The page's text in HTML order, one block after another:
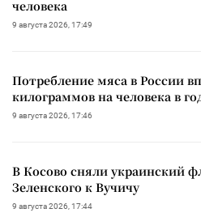
человека
9 августа 2026, 17:49
Потребление мяса в России
килограммов на человека в
9 августа 2026, 17:46
В Косово сняли украинский
Зеленского к Вучичу
9 августа 2026, 17:44